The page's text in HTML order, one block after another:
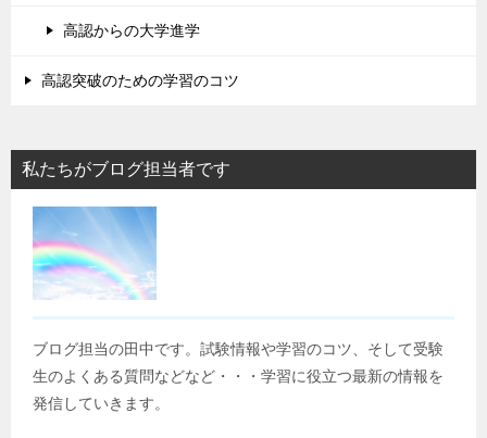
高認からの大学進学
高認突破のための学習のコツ
私たちがブログ担当者です
ブログ担当の田中です。試験情報や学習のコツ、そして受験
生のよくある質問などなど・・・学習に役立つ最新の情報を
発信していきます。